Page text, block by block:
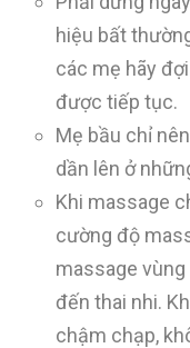
hiệu bất
các mẹ hãy
được tiếp tục.
Mẹ bầu chỉ
dần lên ở
Khi massage
cường độ
massage
đến thai nhi.
chậm chạp,